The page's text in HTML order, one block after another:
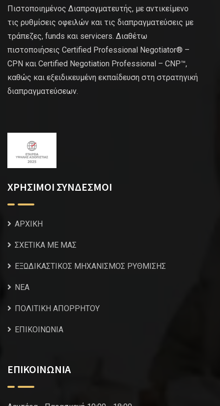
Πιστοποιημένος Διαπραγματευτής, με αντικείμενο
τις ρυθμίσεις οφειλών και τις διαπραγματεύσεις με
τράπεζες, funds και servicers. Διαθέτω
πιστοποιήσεις Certified Professional Negotiator® –
CPN και Certified Negotiation Professional – CNP™,
καθώς και εξειδικευμένη εκπαίδευση στη στρατηγική
διαπραγματεύσεων.
ΧΡΗΣΙΜΟΙ ΣΥΝΔΕΣΜΟΙ
ΑΡΧΙΚΗ
ΣΧΕΤΙΚΑ ΜΕ ΜΑΣ
ΕΞΩΔΙΚΑΣΤΙΚΟΣ ΜΗΧΑΝΙΣΜΟΣ ΡΥΘΜΙΣΗΣ
NEA
ΠΟΛΙΤΙΚΗ ΑΠΟΡΡΗΤΟΥ
ΕΠΙΚΟΙΝΩΝΙΑ
ΕΠΙΚΟΙΝΩΝΙΑ